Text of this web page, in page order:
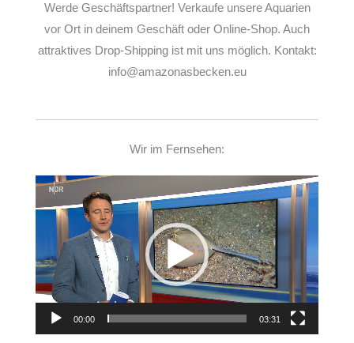
Werde Geschäftspartner! Verkaufe unsere Aquarien
vor Ort in deinem Geschäft oder Online-Shop. Auch
attraktives Drop-Shipping ist mit uns möglich. Kontakt:
info@amazonasbecken.eu
Wir im Fernsehen:
Player
00:00 03:31